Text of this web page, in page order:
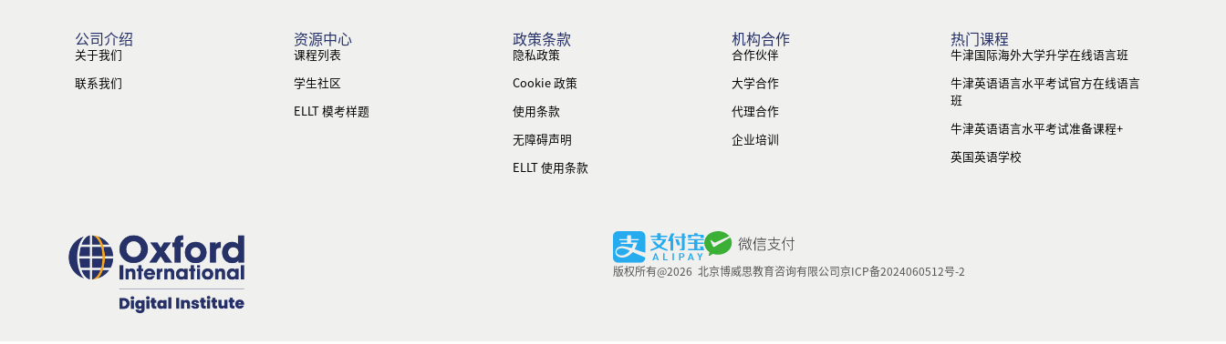
公司介绍
关于我们
联系我们
资源中心
课程列表
学生社区
ELLT 模考样题
政策条款
隐私政策
Cookie 政策
使用条款
无障碍声明
ELLT 使用条款
机构合作
合作伙伴
大学合作
代理合作
企业培训
热门课程
牛津国际海外大学升学在线语言班
牛津英语语言水平考试官方在线语言
班
牛津英语语言水平考试准备课程+
英国英语学校
版权所有@2026 北京博威思教育咨询有限公司京ICP备2024060512号-2